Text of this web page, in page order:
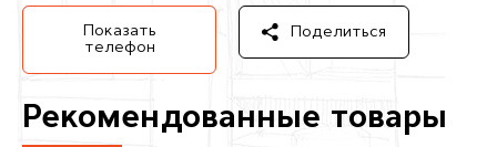
Показать
телефон
Поделиться
Рекомендованные товары